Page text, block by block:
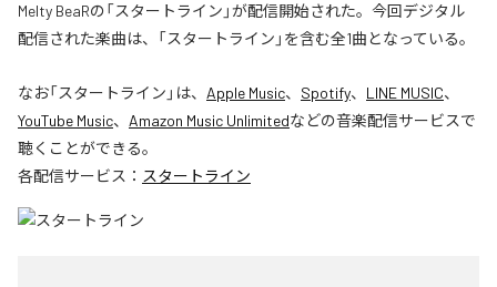
Melty BeaRの「スタートライン」が配信開始された。今回デジタル
配信された楽曲は、「スタートライン」を含む全1曲となっている。
なお「スタートライン 」は、 Apple Music、 Spotify、 LINE MUSIC、
YouTube Music、 Amazon Music Unlimitedなどの音楽配信サービスで
聴くことができる。
各配信サービス： スタートライン